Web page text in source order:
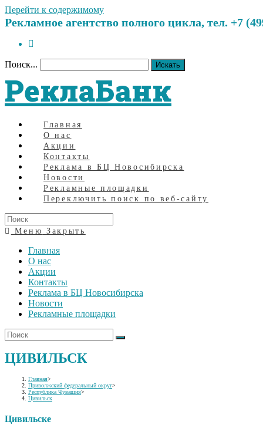
Перейти к содержимому
Рекламное агентство полного цикла, тел. +7
Поиск... Искать
РеклаБанк
Главная
О нас
Акции
Контакты
Реклама в БЦ Новосибирска
Новости
Рекламные площадки
Переключить поиск по веб-сайту
Меню Закрыть
Главная
О нас
Акции
Контакты
Реклама в БЦ Новосибирска
Новости
Рекламные площадки
ЦИВИЛЬСК
Главная>
Приволжский федеральный округ>
Республика Чувашия>
Цивильск
Цивильске